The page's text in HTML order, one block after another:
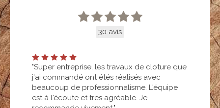
30 avis
"Super entreprise, les travaux de cloture que
j'ai commandé ont étés réalisés avec
beaucoup de professionnalisme. L'équipe
est à l'écoute et tres agréable. Je